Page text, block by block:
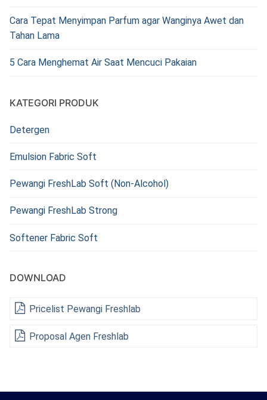
Cara Tepat Menyimpan Parfum agar Wanginya Awet dan
Tahan Lama
5 Cara Menghemat Air Saat Mencuci Pakaian
KATEGORI PRODUK
Detergen
Emulsion Fabric Soft
Pewangi FreshLab Soft (Non-Alcohol)
Pewangi FreshLab Strong
Softener Fabric Soft
DOWNLOAD
Pricelist Pewangi Freshlab
Proposal Agen Freshlab